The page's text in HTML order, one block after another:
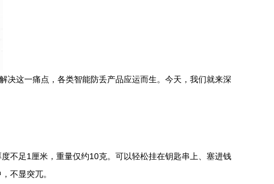
决这一痛点，各类智能防丢产品应运而生。今天，我们就来深
不足1厘米，重量仅约10克。可以轻松挂在钥匙串上、塞进钱
不显突兀。